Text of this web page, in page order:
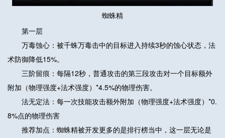
蜘蛛精
第一层
万毒蚀心：被千蛛万毒击中的目标进入持续3秒的蚀心状态，法
术防御降低15%。
三阶留痕：每隔12秒，普通攻击的第三段攻击对一个目标额外
附加（物理强度+法术强度）*4.5%的物理伤害。
法无定法：每一次技能攻击额外附加（物理强度+法术强度）*0.
8%点的物理伤害
推荐加点：蜘蛛精被开发更多的是排行榜当中，这一层无论是